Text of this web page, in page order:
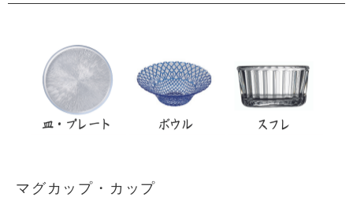
マグカップ・カップ